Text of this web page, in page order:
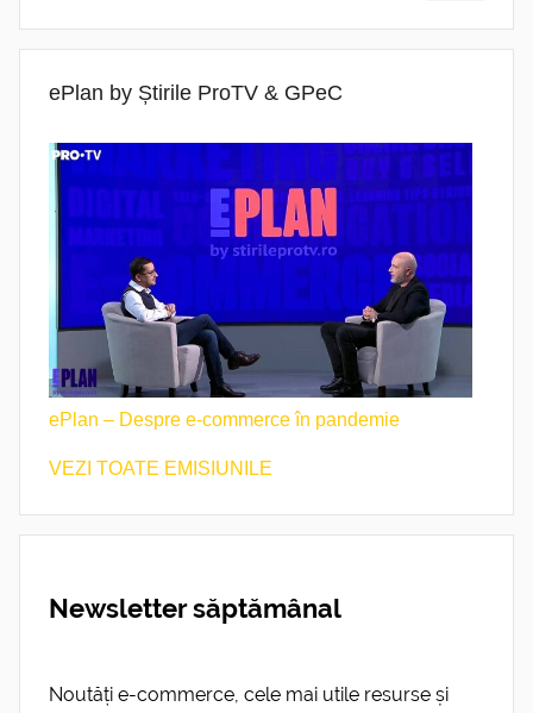
ePlan by Știrile ProTV & GPeC
ePlan – Despre e-commerce în pandemie
VEZI TOATE EMISIUNILE
Newsletter săptămânal
Noutăți e-commerce, cele mai utile resurse și